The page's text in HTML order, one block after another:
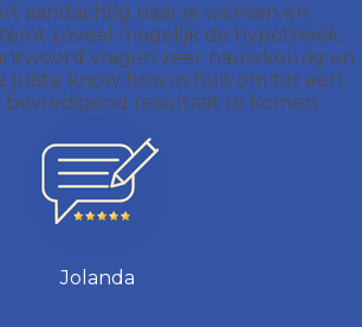
aandachtig naar je wensen en
zoveel mogelijk de hypotheek
vragen zeer nauwkeurig en
juiste know how in huis om tot een
bevredigend resultaat te komen.
Jolanda